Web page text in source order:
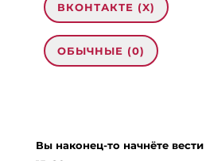
ВКОНТАКТЕ (X)
ОБЫЧНЫЕ (0)
Обязательные поля
Вы наконец-то начнёте вести